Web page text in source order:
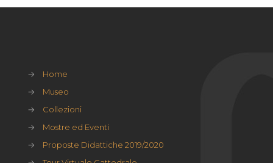
→
Home
→
Museo
→
Collezioni
→
Mostre ed Eventi
→
Proposte Didattiche 2019/2020